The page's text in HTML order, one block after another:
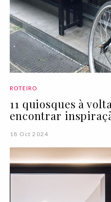
ROTEIRO
11 quiosques à
encontrar
18 Oct 2024